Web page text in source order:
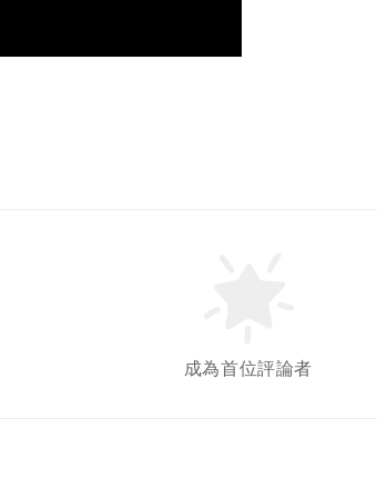
成為首位評論者